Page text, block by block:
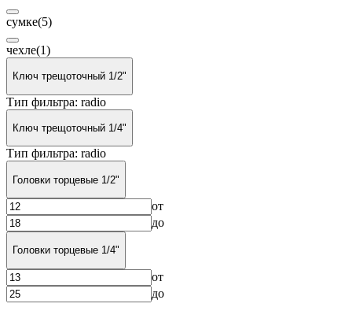
сумке(5)
чехле(1)
Ключ трещоточный 1/2"
Тип фильтра: radio
Ключ трещоточный 1/4"
Тип фильтра: radio
Головки торцевые 1/2"
от
до
Головки торцевые 1/4"
от
до